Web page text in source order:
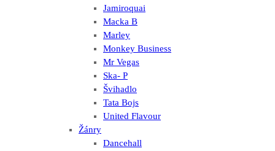
Jamiroquai
Macka B
Marley
Monkey Business
Mr Vegas
Ska- P
Švihadlo
Tata Bojs
United Flavour
Žánry
Dancehall